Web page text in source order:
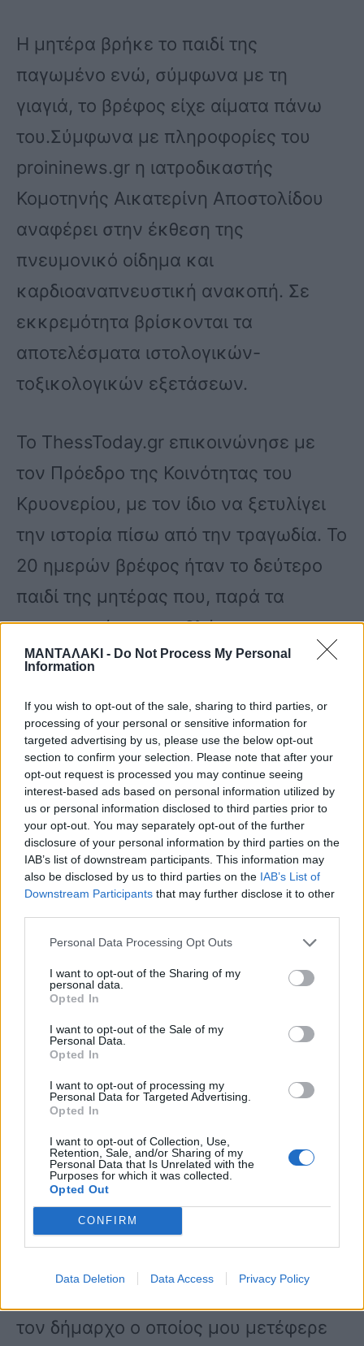
ΜΑΝΤΑΛΑΚΙ - Do Not Process My Personal
Information
If you wish to opt-out of the sale, sharing to third parties, or
processing of your personal or sensitive information for
targeted advertising by us, please use the below opt-out
section to confirm your selection. Please note that after your
opt-out request is processed you may continue seeing
interest-based ads based on personal information utilized by
us or personal information disclosed to third parties prior to
your opt-out. You may separately opt-out of the further
disclosure of your personal information by third parties on the
IAB’s list of downstream participants. This information may
also be disclosed by us to third parties on the IAB’s List of
Downstream Participants that may further disclose it to other
Personal Data Processing Opt Outs
I want to opt-out of the Sharing of my
personal data.
Opted In
I want to opt-out of the Sale of my
Personal Data.
Opted In
I want to opt-out of processing my
Personal Data for Targeted Advertising.
Opted In
I want to opt-out of Collection, Use,
Retention, Sale, and/or Sharing of my
Personal Data that Is Unrelated with the
Purposes for which it was collected.
Opted Out
CONFIRM
Data Deletion Data Access Privacy Policy
Η μητέρα βρήκε το παιδί της
παγωμένο ενώ, σύμφωνα με τη
γιαγιά, το βρέφος είχε αίματα πάνω
του.Σύμφωνα με πληροφορίες του
proininews.gr η ιατροδικαστής
Κομοτηνής Αικατερίνη Αποστολίδου
αναφέρει στην έκθεση της
πνευμονικό οίδημα και
καρδιοαναπνευστική ανακοπή. Σε
εκκρεμότητα βρίσκονται τα
αποτελέσματα ιστολογικών-
τοξικολογικών εξετάσεων.
Το ThessToday.gr επικοινώνησε με
τον Πρόεδρο της Κοινότητας του
Κρυονερίου, με τον ίδιο να ξετυλίγει
την ιστορία πίσω από την τραγωδία. Το
20 ημερών βρέφος ήταν το δεύτερο
παιδί της μητέρας που, παρά τα
οικονομικά της προβλήματα,
αναγκαζόταν να τα μεγαλώσει μόνη
Το πρώτο παιδί είναι ηλικίας 2 ετών
και η 20χρονη το απέκτησε από τη
σχέση της με έναν άντρα, που όμως
πριν από τέσσερις μήνες έλαβε
πόλη της Καβάλας στο Κρυονέρι όπου
φιλοξενείται από τους γονείς της.
«Βοηθούσε η μητέρα της όσο
μπορούσε» ανέφερε στο
ThessToday.gr ο Κώστας Πριονίδης, ο
οποίος τονίζει ότι τα πρώτα στοιχεία,
δείχνουν ότι αποκλείεται το
ενδεχόμενο εγκληματικής ενέργειας.
τον δήμαρχο ο οποίος μου μετέφερε